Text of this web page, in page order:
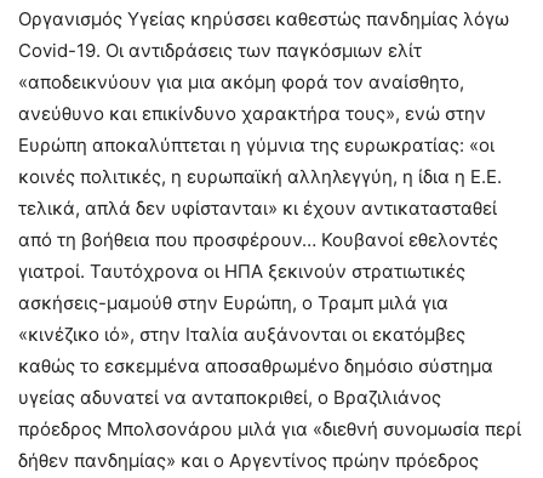
Οργανισμός Υγείας κηρύσσει καθεστώς πανδημίας λόγω
Covid-19. Οι αντιδράσεις των παγκόσμιων ελίτ
«αποδεικνύουν για μια ακόμη φορά τον αναίσθητο,
ανεύθυνο και επικίνδυνο χαρακτήρα τους», ενώ στην
Ευρώπη αποκαλύπτεται η γύμνια της ευρωκρατίας: «οι
κοινές πολιτικές, η ευρωπαϊκή αλληλεγγύη, η ίδια η Ε.Ε.
τελικά, απλά δεν υφίστανται» κι έχουν αντικατασταθεί
από τη βοήθεια που προσφέρουν… Κουβανοί εθελοντές
γιατροί. Ταυτόχρονα οι ΗΠΑ ξεκινούν στρατιωτικές
ασκήσεις-μαμούθ στην Ευρώπη, ο Τραμπ μιλά για
«κινέζικο ιό», στην Ιταλία αυξάνονται οι εκατόμβες
καθώς το εσκεμμένα αποσαθρωμένο δημόσιο σύστημα
υγείας αδυνατεί να ανταποκριθεί, ο Βραζιλιάνος
πρόεδρος Μπολσονάρου μιλά για «διεθνή συνομωσία περί
δήθεν πανδημίας» και ο Αργεντίνος πρώην πρόεδρος